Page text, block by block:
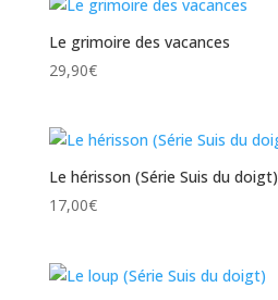
Le grimoire des vacances
29,90€
Le hérisson (Série Suis du doigt)
17,00€